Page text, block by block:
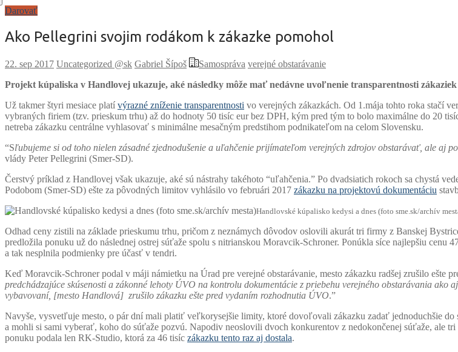
Darovať
Ako Pellegrini svojim rodákom k zákazke pomohol
Uncategorized @sk Gabriel Šípoš Samospráva verejné obstarávanie
Projekt kúpaliska v Handlovej ukazuje, aké následky môže mať nedávne uvoľnenie transparentnosti
Už takmer štyri mesiace platí výrazné zníženie transparentnosti vo verejných zákazkách. Od 1.mája tohto roka stačí
vybraných firiem (tzv. prieskum trhu) až do hodnoty 50 tisíc eur bez DPH, kým pred tým to bolo maximálne do 20
netreba zákazku centrálne vyhlasovať s minimálne mesačným predstihom podnikateľom na celom Slovensku.
“Sľubujeme si od toho nielen zásadné zjednodušenie a uľahčenie prijímateľom verejných zdrojov obstarávať, ale aj
vlády Peter Pellegrini (Smer-SD).
Čerstvý príklad z Handlovej však ukazuje, aké sú nástrahy takéhoto “uľahčenia.” Po dvadsiatich rokoch sa chystá
Podobom (Smer-SD) ešte za pôvodných limitov vyhlásilo vo februári 2017 zákazku na projektovú dokumentáciu
Handlovské kúpalisko kedysi a dnes (foto sme.sk/archív
Odhad ceny zistili na základe prieskumu trhu, pričom z neznámych dôvodov oslovili akurát tri firmy z Banskej
predložila ponuku už do následnej ostrej súťaže spolu s nitrianskou Moravcik-Schroner. Ponúkla síce najlepšiu
a tak nesplnila podmienky pre účasť v tendri.
Keď Moravcik-Schroner podal v máji námietku na Úrad pre verejné obstarávanie, mesto zákazku radšej zrušilo ešte
predchádzajúce skúsenosti a zákonné lehoty ÚVO na kontrolu dokumentácie z priebehu verejného obstarávania
vybavovaní, [mesto Handlová] zrušilo zákazku ešte pred vydaním rozhodnutia ÚVO.”
Navyše, vysvetľuje mesto, o pár dní mali platiť veľkorysejšie limity, ktoré dovoľovali zákazku zadať jednoduchšie
a mohli si sami vyberať, koho do súťaže pozvú. Napodiv neoslovili dvoch konkurentov z nedokončenej súťaže, ale
ponuku podala len RK-Studio, ktorá za 46 tisíc zákazku tento raz aj dostala.